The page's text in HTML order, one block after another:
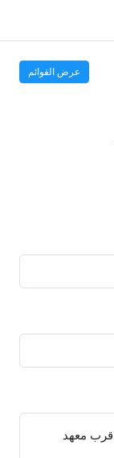
عرض القوائم